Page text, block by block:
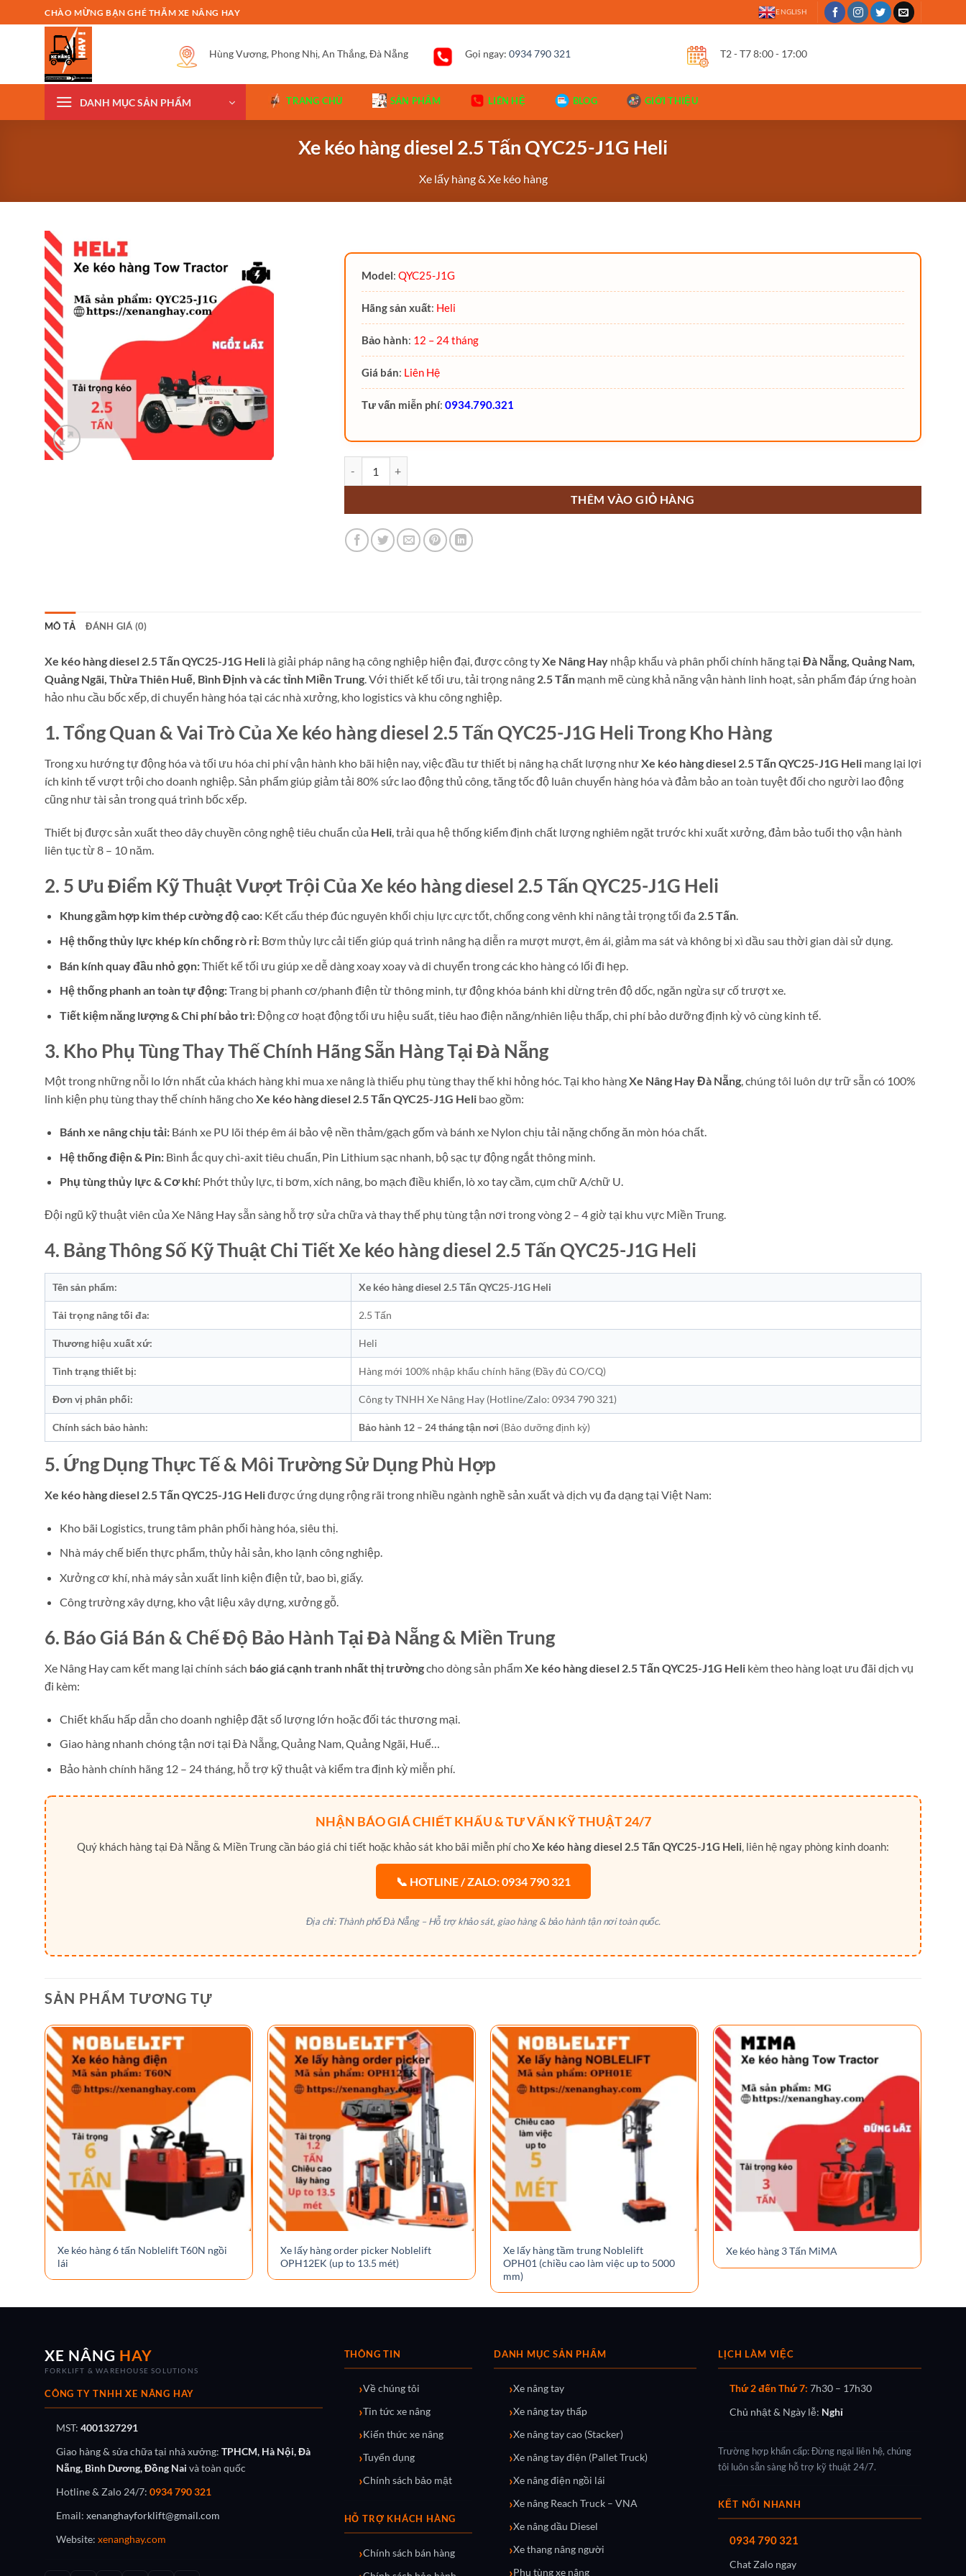
qua
CHÀO MỪNG BẠN GHÉ THĂM XE NÂNG HAY ENGLISH
Hùng Vương, Phong Nhị, An Thắng, Đà Nẵng Gọi ngay: 0934 790 321 T2 - T7 8:00 - 17:00
DANH MỤC SẢN PHẨM TRANG CHỦ SẢN PHẨM LIÊN HỆ BLOG GIỚI THIỆU
Xe kéo hàng diesel 2.5 Tấn QYC25-J1G Heli
Xe lấy hàng & Xe kéo hàng
Model: QYC25-J1G
Hãng sản xuất: Heli
Bảo hành: 12 – 24 tháng
Giá bán: Liên Hệ
Tư vấn miễn phí: 0934.790.321
THÊM VÀO GIỎ HÀNG
MÔ TẢ ĐÁNH GIÁ (0)
Xe kéo hàng diesel 2.5 Tấn QYC25-J1G Heli là giải pháp nâng hạ công nghiệp hiện đại, được công tyXe Nâng Hay nhập khẩu và phân phối chính hãng tại Đà Nẵng, Quảng Nam,
Quảng Ngãi, Thừa Thiên Huế, Bình Định và các tỉnh Miền Trung. Với thiết kế tối ưu, tải trọng nâng 2.5 Tấn mạnh mẽ cùng khả năng vận hành linh hoạt, sản phẩm đáp ứng hoàn
hảo nhu cầu bốc xếp, di chuyển hàng hóa tại các nhà xưởng, kho logistics và khu công nghiệp.
1. Tổng Quan & Vai Trò Của Xe kéo hàng diesel 2.5 Tấn QYC25-J1G Heli Trong Kho Hàng
Trong xu hướng tự động hóa và tối ưu hóa chi phí vận hành kho bãi hiện nay, việc đầu tư thiết bị nâng hạ chất lượng nhưXe kéo hàng diesel 2.5 Tấn QYC25-J1G Heli mang lại lợi
ích kinh tế vượt trội cho doanh nghiệp. Sản phẩm giúp giảm tải 80% sức lao động thủ công, tăng tốc độ luân chuyển hàng hóa và đảm bảo an toàn tuyệt đối cho người lao động
cũng như tài sản trong quá trình bốc xếp.
Thiết bị được sản xuất theo dây chuyền công nghệ tiêu chuẩn của Heli, trải qua hệ thống kiểm định chất lượng nghiêm ngặt trước khi xuất xưởng, đảm bảo tuổi thọ vận hành
liên tục từ 8 – 10 năm.
2. 5 Ưu Điểm Kỹ Thuật Vượt Trội Của Xe kéo hàng diesel 2.5 Tấn QYC25-J1G Heli
Khung gầm hợp kim thép cường độ cao:Kết cấu thép đúc nguyên khối chịu lực cực tốt, chống cong vênh khi nâng tải trọng tối đa 2.5 Tấn.
Hệ thống thủy lực khép kín chống rò rỉ:Bơm thủy lực cải tiến giúp quá trình nâng hạ diễn ra mượt mượt, êm ái, giảm ma sát và không bị xì dầu sau thời gian dài sử dụng.
Bán kính quay đầu nhỏ gọn:Thiết kế tối ưu giúp xe dễ dàng xoay xoay và di chuyển trong các kho hàng có lối đi hẹp.
Hệ thống phanh an toàn tự động:Trang bị phanh cơ/phanh điện từ thông minh, tự động khóa bánh khi dừng trên độ dốc, ngăn ngừa sự cố trượt xe.
Tiết kiệm năng lượng & Chi phí bảo trì:Động cơ hoạt động tối ưu hiệu suất, tiêu hao điện năng/nhiên liệu thấp, chi phí bảo dưỡng định kỳ vô cùng kinh tế.
3. Kho Phụ Tùng Thay Thế Chính Hãng Sẵn Hàng Tại Đà Nẵng
Một trong những nỗi lo lớn nhất của khách hàng khi mua xe nâng là thiếu phụ tùng thay thế khi hỏng hóc. Tại kho hàngXe Nâng Hay Đà Nẵng, chúng tôi luôn dự trữ sẵn có 100%
linh kiện phụ tùng thay thế chính hãng choXe kéo hàng diesel 2.5 Tấn QYC25-J1G Heli bao gồm:
Bánh xe nâng chịu tải:Bánh xe PU lõi thép êm ái bảo vệ nền thảm/gạch gốm và bánh xe Nylon chịu tải nặng chống ăn mòn hóa chất.
Hệ thống điện & Pin:Bình ắc quy chì-axit tiêu chuẩn, Pin Lithium sạc nhanh, bộ sạc tự động ngắt thông minh.
Phụ tùng thủy lực & Cơ khí:Phớt thủy lực, ti bơm, xích nâng, bo mạch điều khiển, lò xo tay cầm, cụm chữ A/chữ U.
Đội ngũ kỹ thuật viên của Xe Nâng Hay sẵn sàng hỗ trợ sửa chữa và thay thế phụ tùng tận nơi trong vòng 2 – 4 giờ tại khu vực Miền Trung.
4. Bảng Thông Số Kỹ Thuật Chi Tiết Xe kéo hàng diesel 2.5 Tấn QYC25-J1G Heli
Tên sản phẩm: Xe kéo hàng diesel 2.5 Tấn QYC25-J1G Heli
Tải trọng nâng tối đa: 2.5 Tấn
Thương hiệu xuất xứ: Heli
Tình trạng thiết bị: Hàng mới 100% nhập khẩu chính hãng (Đầy đủ CO/CQ)
Đơn vị phân phối: Công ty TNHH Xe Nâng Hay (Hotline/Zalo: 0934 790 321)
Chính sách bảo hành: Bảo hành 12 – 24 tháng tận nơi (Bảo dưỡng định kỳ)
5. Ứng Dụng Thực Tế & Môi Trường Sử Dụng Phù Hợp
Xe kéo hàng diesel 2.5 Tấn QYC25-J1G Heliđược ứng dụng rộng rãi trong nhiều ngành nghề sản xuất và dịch vụ đa dạng tại Việt Nam:
Kho bãi Logistics, trung tâm phân phối hàng hóa, siêu thị.
Nhà máy chế biến thực phẩm, thủy hải sản, kho lạnh công nghiệp.
Xưởng cơ khí, nhà máy sản xuất linh kiện điện tử, bao bì, giấy.
Công trường xây dựng, kho vật liệu xây dựng, xưởng gỗ.
6. Báo Giá Bán & Chế Độ Bảo Hành Tại Đà Nẵng & Miền Trung
Xe Nâng Hay cam kết mang lại chính sách báo giá cạnh tranh nhất thị trườngcho dòng sản phẩmXe kéo hàng diesel 2.5 Tấn QYC25-J1G Heli kèm theo hàng loạt ưu đãi dịch vụ
đi kèm:
Chiết khấu hấp dẫn cho doanh nghiệp đặt số lượng lớn hoặc đối tác thương mại.
Giao hàng nhanh chóng tận nơi tại Đà Nẵng, Quảng Nam, Quảng Ngãi, Huế…
Bảo hành chính hãng 12 – 24 tháng, hỗ trợ kỹ thuật và kiểm tra định kỳ miễn phí.
NHẬN BÁO GIÁ CHIẾT KHẤU & TƯ VẤN KỸ THUẬT 24/7
Quý khách hàng tại Đà Nẵng & Miền Trung cần báo giá chi tiết hoặc khảo sát kho bãi miễn phí choXe kéo hàng diesel 2.5 Tấn QYC25-J1G Heli, liên hệ ngay phòng kinh doanh:
📞 HOTLINE / ZALO: 0934 790 321
Địa chỉ: Thành phố Đà Nẵng – Hỗ trợ khảo sát, giao hàng & bảo hành tận nơi toàn quốc.
SẢN PHẨM TƯƠNG TỰ
Xe kéo hàng 6 tấn Noblelift T60N ngồi
lái
Xe lấy hàng order picker Noblelift
OPH12EK (up to 13.5 mét)
Xe lấy hàng tầm trung Noblelift
OPH01 (chiều cao làm việc up to 5000
mm)
Xe kéo hàng 3 Tấn MiMA
XE NÂNG HAY
FORKLIFT & WAREHOUSE SOLUTIONS
CÔNG TY TNHH XE NÂNG HAY
MST: 4001327291
Giao hàng & sửa chữa tại nhà xưởng: TPHCM, Hà Nội, Đà
Nẵng, Bình Dương, Đồng Nai và toàn quốc
Hotline & Zalo 24/7: 0934 790 321
Email: xenanghayforklift@gmail.com
Website: xenanghay.com
THÔNG TIN
Về chúng tôi
Tin tức xe nâng
Kiến thức xe nâng
Tuyển dụng
Chính sách bảo mật
HỖ TRỢ KHÁCH HÀNG
Chính sách bán hàng
DANH MỤC SẢN PHẨM
Xe nâng tay
Xe nâng tay thấp
Xe nâng tay cao (Stacker)
Xe nâng tay điện (Pallet Truck)
Xe nâng điện ngồi lái
Xe nâng Reach Truck – VNA
Xe nâng dầu Diesel
Xe thang nâng người
Phụ tùng xe nâng
LỊCH LÀM VIỆC
Thứ 2 đến Thứ 7: 7h30 – 17h30
Chủ nhật & Ngày lễ: Nghỉ
Trường hợp khẩn cấp: Đừng ngại liên hệ, chúng
tôi luôn sẵn sàng hỗ trợ kỹ thuật 24/7.
KẾT NỐI NHANH
0934 790 321
Chat Zalo ngay